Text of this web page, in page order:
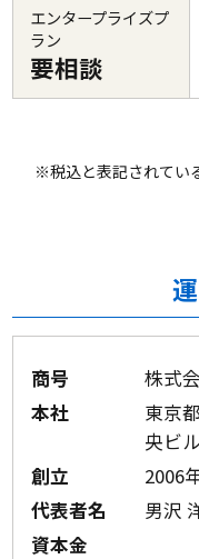
エンタープライズプ
ラン
要相談
※税込と表記されてい
商号
株式
本社
東京
央ビ
創立
2006
代表者名
男沢
資本金